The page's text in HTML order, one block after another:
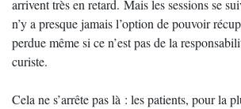
arrivent très en retard. Mais les sessions se
n’y a presque jamais l’option de pouvoir
perdue même si ce n’est pas de la
curiste.
Cela ne s’arrête pas là : les patients, pour la